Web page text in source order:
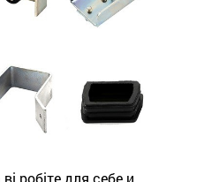
робіте для себе и